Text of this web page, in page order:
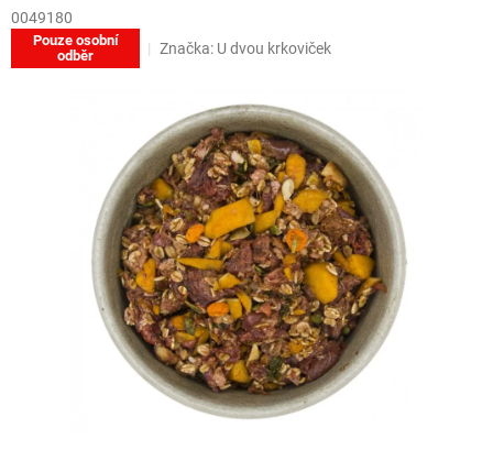
0049180
Pouze osobní
odběr
Značka: U dvou krkoviček